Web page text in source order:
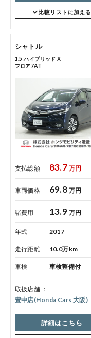
比較リストに加える
シャトル
1.5 ハイブリッド X
フロア7AT
支払総額 83.7 万円
車両価格 69.8 万円
諸費用 13.9 万円
年式 2017
走行距離 10.0万km
車検 車検整備付
取扱店舗
豊中店(Honda Cars 大阪)
詳細はこちら